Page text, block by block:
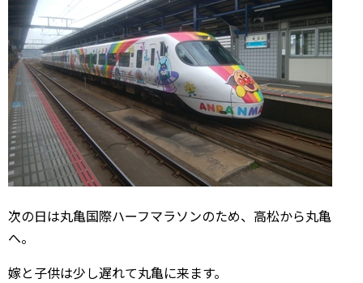
次の日は丸亀国際ハーフマラソンのため、高松から丸亀
へ。
嫁と子供は少し遅れて丸亀に来ます。